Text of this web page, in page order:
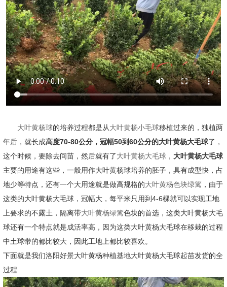
大叶黄杨球的培养过程都是从大叶黄杨小毛球移植过来的，独植两
年后，就长成高度70-80公分，冠幅50到60公分的大叶黄杨大毛球了，
这个时候，要除去间苗，然后就有了大叶黄杨大毛球， 大叶黄杨大毛球
主要的用途有这些，一般用作大叶黄杨球培养的胚子，具有成型快，占
地少等特点，还有一个大用途就是做高规格的大叶黄杨色块绿篱 ，由于
这类的大叶黄杨大毛球，冠幅大，每平米只用到4-6棵就可以实现工地
上要求的不露土，隔离带大叶黄杨绿篱色块的首选，这类大叶黄杨大毛
球还有一个特点就是成活率高，因为这类大叶黄杨大毛球在移栽的过程
中土球带的都比较大，因此工地上都比较喜欢。
下面就是我们洛阳好景大叶黄杨种植基地大叶黄杨大毛球起苗发货的全
过程